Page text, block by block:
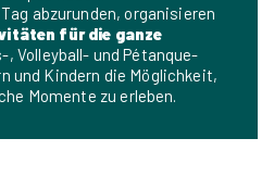
abzurunden, organisieren
für die ganze
, Volleyball- und Pétanque-
und Kindern die Möglichkeit,
Momente zu erleben.